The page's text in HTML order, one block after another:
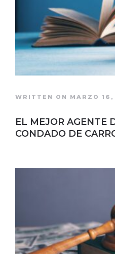
WRITTEN ON MARZO
EL MEJOR AGENTE
CONDADO DE